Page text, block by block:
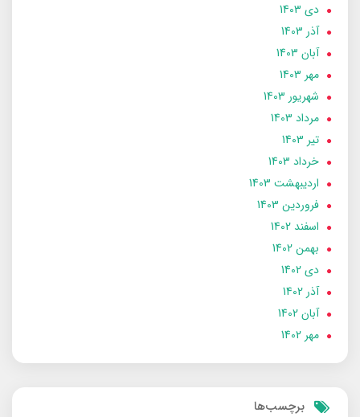
دی 1403
آذر 1403
آبان 1403
مهر 1403
شهریور 1403
مرداد 1403
تير 1403
خرداد 1403
ارديبهشت 1403
فروردین 1403
اسفند 1402
بهمن 1402
دی 1402
آذر 1402
آبان 1402
مهر 1402
برچسب‌ها